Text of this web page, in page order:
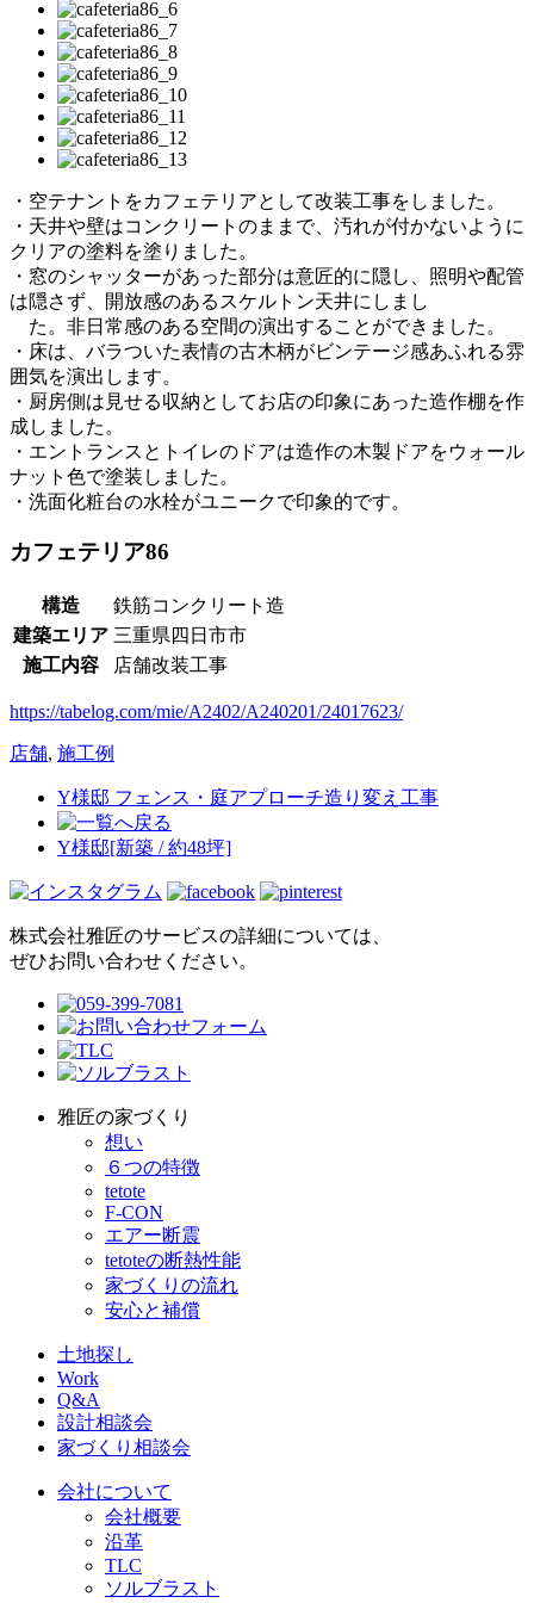
・空テナントをカフェテリアとして改装工事をしました。
・天井や壁はコンクリートのままで、汚れが付かないように
クリアの塗料を塗りました。
・窓のシャッターがあった部分は意匠的に隠し、照明や配管
は隠さず、開放感のあるスケルトン天井にしまし
た。非日常感のある空間の演出することができました。
・床は、バラついた表情の古木柄がビンテージ感あふれる雰
囲気を演出します。
・厨房側は見せる収納としてお店の印象にあった造作棚を作
成しました。
・エントランスとトイレのドアは造作の木製ドアをウォール
ナット色で塗装しました。
・洗面化粧台の水栓がユニークで印象的です。
カフェテリア86
構造
鉄筋コンクリート造
建築エリア 三重県四日市市
施工内容
店舗改装工事
https://tabelog.com/mie/A2402/A240201/24017623/
店舗, 施工例
Y様邸 フェンス・庭アプローチ造り変え工事
Y様邸[新築 / 約48坪]
株式会社雅匠のサービスの詳細については、
ぜひお問い合わせください。
雅匠の家づくり
想い
６つの特徴
tetote
F-CON
エアー断震
tetoteの断熱性能
家づくりの流れ
安心と補償
土地探し
Work
Q&A
設計相談会
家づくり相談会
会社について
会社概要
沿革
TLC
ソルブラスト